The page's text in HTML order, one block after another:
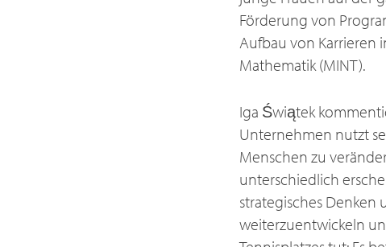
Förderung von
Aufbau von Karrieren
Mathematik (MINT).
Iga Świątek
Unternehmen nutzt
Menschen zu
unterschiedlich
strategisches Denken
weiterzuentwickeln